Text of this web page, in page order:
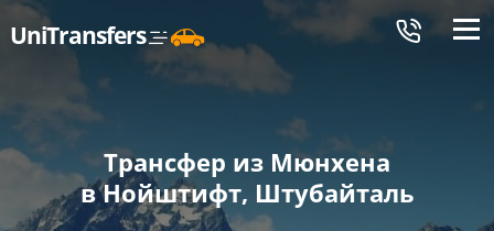
UniTransfers Меню
Трансфер из Мюнхена
в Нойштифт, Штубайталь